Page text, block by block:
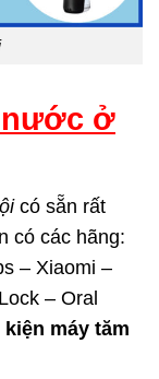
nước ở
có sẵn rất
có các hãng:
– Xiaomi –
– Oral
máy tăm